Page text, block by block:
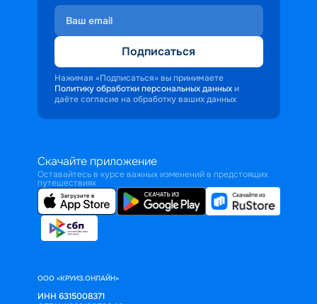
Подписаться
Нажимая «Подписаться» вы принимаете
Политику обработки персональных данных и
даёте согласие на обработку ваших данных
Скачайте приложение
Оставайтесь в курсе важных изменений в предстоящих
путешествиях
ООО «КРУИЗ.ОНЛАЙН»
ИНН 6315008371